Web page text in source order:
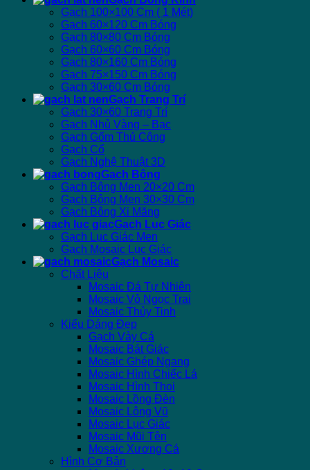
Gạch 100×100 Cm ( 1 Mét)
Gạch 60×120 Cm Bóng
Gạch 80×80 Cm Bóng
Gạch 60×60 Cm Bóng
Gạch 80×160 Cm Bóng
Gạch 75×150 Cm Bóng
Gạch 30×60 Cm Bóng
Gạch Trang Trí
Gạch 30×60 Trang Trí
Gạch Nhủ Vàng – Bạc
Gạch Gốm Thủ Công
Gạch Cổ
Gạch Nghệ Thuật 3D
Gạch Bông
Gạch Bông Men 20×20 Cm
Gạch Bông Men 30×30 Cm
Gạch Bông Xi Măng
Gạch Lục Giác
Gạch Lục Giác Men
Gạch Mosaic Lục Giác
Gạch Mosaic
Chất Liệu
Mosaic Đá Tự Nhiên
Mosaic Vỏ Ngọc Trai
Mosaic Thủy Tinh
Kiểu Dáng Đẹp
Gạch Vảy Cá
Mosaic Bát Giác
Mosaic Ghép Ngang
Mosaic Hình Chiếc Lá
Mosaic Hình Thoi
Mosaic Lồng Đèn
Mosaic Lông Vũ
Mosaic Lục Giác
Mosaic Mũi Tên
Mosaic Xương Cá
Hình Cơ Bản